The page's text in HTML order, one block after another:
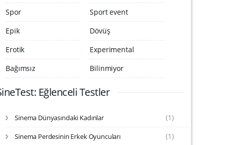
Spor
Sport event
Epik
Dövüş
Erotik
Experimental
Bağımsız
Bilinmiyor
Eğlenceli Testler
Sinema Dünyasındaki Kadınlar (1)
Sinema Perdesinin Erkek Oyuncuları (1)